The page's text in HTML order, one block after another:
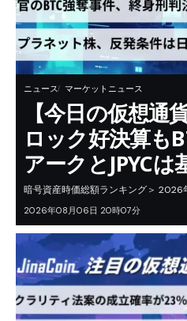
ニュース マーケットニュース
【今日の仮想通
ロック好決算も
アークとJPYCは
暗号資産時価総額ランキング＞
2026年08月06日 20時07分